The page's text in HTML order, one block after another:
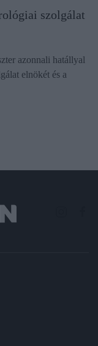
szolgálat
azonnali hatállyal
elnökét és a